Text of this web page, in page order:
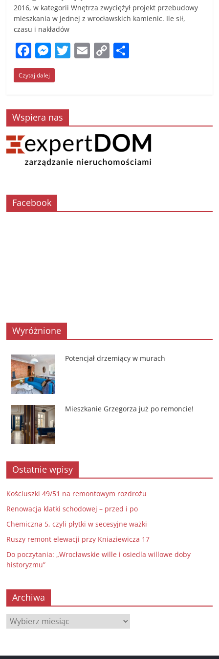
2016, w kategorii Wnętrza zwyciężył projekt przebudowy
mieszkania w jednej z wrocławskich kamienic. Ile sił,
czasu i nakładów
F
a
c
b
o
o
k
M
e
ss
n
g
er
T E C
n
k
Czytaj dalej
Wspiera nas
Facebook
Wyróżnione
Potencjał drzemiący w murach
Mieszkanie Grzegorza już po remoncie!
Ostatnie wpisy
Kościuszki 49/51 na remontowym rozdrożu
Renowacja klatki schodowej – przed i po
Chemiczna 5, czyli płytki w secesyjne ważki
Ruszy remont elewacji przy Kniaziewicza 17
Do poczytania: „Wrocławskie wille i osiedla willowe doby
historyzmu”
Archiwa
Archiwa